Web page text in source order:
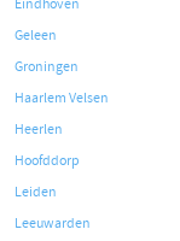
Eindhoven
Geleen
Groningen
Haarlem Velsen
Heerlen
Hoofddorp
Leiden
Leeuwarden